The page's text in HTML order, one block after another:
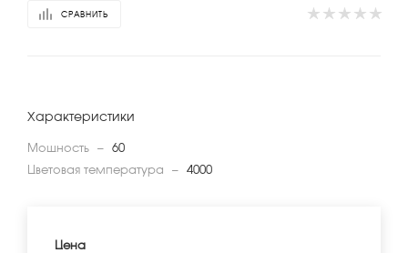
СРАВНИТЬ
Характеристики
Мощность — 60
Цветовая температура
— 4000
Цена